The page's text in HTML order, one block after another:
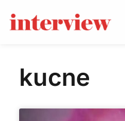
kucne